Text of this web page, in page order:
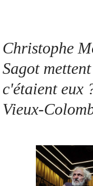
Kiosque
Christophe
Sagot
c'étaient eux
Vieux-